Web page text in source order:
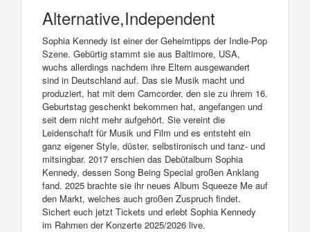
Alternative,Independent
Sophia Kennedy ist einer der Geheimtipps der Indie-Pop
Szene. Gebürtig stammt sie aus Baltimore, USA,
wuchs allerdings nachdem ihre Eltern ausgewandert
sind in Deutschland auf. Das sie Musik macht und
produziert, hat mit dem Camcorder, den sie zu ihrem 16.
Geburtstag geschenkt bekommen hat, angefangen und
seit dem nicht mehr aufgehört. Sie vereint die
Leidenschaft für Musik und Film und es entsteht ein
ganz eigener Style, düster, selbstironisch und tanz- und
mitsingbar. 2017 erschien das Debütalbum Sophia
Kennedy, dessen Song Being Special großen Anklang
fand. 2025 brachte sie ihr neues Album Squeeze Me auf
den Markt, welches auch großen Zuspruch findet.
Sichert euch jetzt Tickets und erlebt Sophia Kennedy
im Rahmen der Konzerte 2025/2026 live.